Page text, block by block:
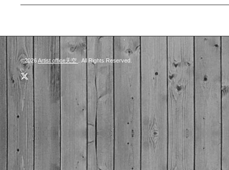
©2026Artist office天空 . All Rights Reserved.